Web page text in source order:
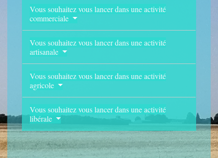
Vous souhaitez vous lancer dans une activité
commerciale
Vous souhaitez vous lancer dans une activité
artisanale
Vous souhaitez vous lancer dans une activité
agricole
Vous souhaitez vous lancer dans une activité
libérale